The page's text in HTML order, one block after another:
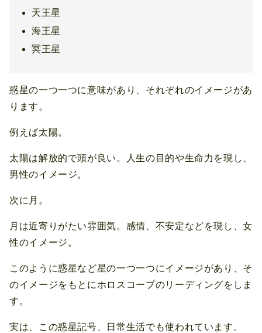
天王星
海王星
冥王星
惑星の一つ一つに意味があり、それぞれのイメージがあ
ります。
例えば太陽。
太陽は解放的で頭が良い。人生の目的や生命力を現し、
男性のイメージ。
次に月。
月は近寄りがたい雰囲気。感情、不安定などを現し、女
性のイメージ。
このように惑星など星の一つ一つにイメージがあり、そ
のイメージをもとにホロスコープのリーディングをしま
す。
実は、この惑星記号、日常生活でも使われています。